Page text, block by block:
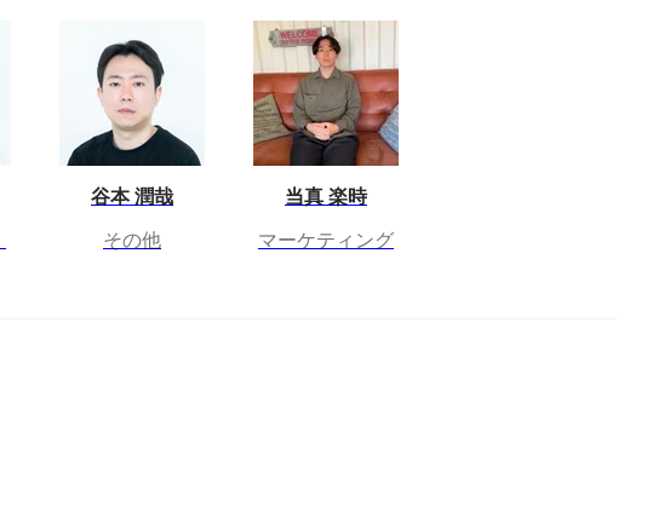
谷本 潤哉
その他
当真 楽時
マーケティング